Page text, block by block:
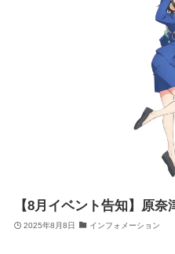
【8月イベント告知】原奈
2025年8月8日 インフォメーション